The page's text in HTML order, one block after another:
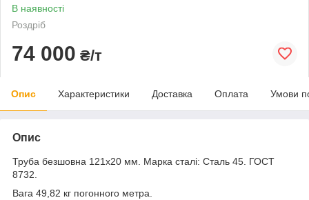
В наявності
Роздріб
74 000 ₴/т
Опис Характеристики Доставка Оплата Умови
Опис
Труба безшовна 121x20 мм. Марка сталі: Сталь 45. ГОСТ
8732.
Вага 49,82 кг погонного метра.